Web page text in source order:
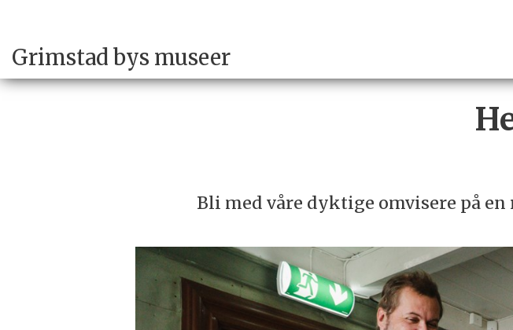
Grimstad bys museer
Bli med våre dyktige omvisere på